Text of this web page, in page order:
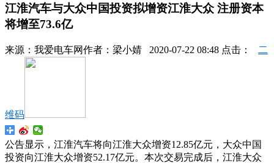
江淮汽车与大众中国投资拟增资江淮大众 注册资本
将增至73.6亿
来源： 我爱电车网作者： 梁小婧 2020-07-22 08:48 点击： 二
维码
公告显示，江淮汽车将向江淮大众增资12.85亿元，大众中国
投资向江淮大众增资52.17亿元。本次交易完成后，江淮大众